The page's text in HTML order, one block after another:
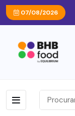
07/08/2026